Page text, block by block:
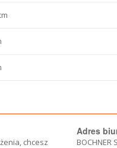
chcesz
Adres
BOCHNER